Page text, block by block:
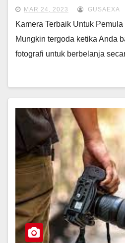
MAR 24, 2023 GUSAEXA
Kamera Terbaik Untuk
Mungkin tergoda ketika Anda
fotografi untuk berbelanja